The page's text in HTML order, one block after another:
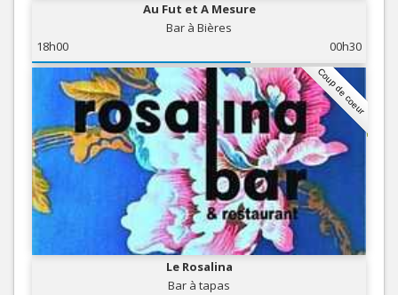
Au Fut et A Mesure
Bar à Bières
18h00
00h30
Coup de coeur
Le Rosalina
Bar à tapas